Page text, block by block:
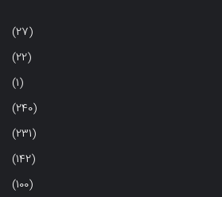
(27)
(22)
(1)
(240)
(231)
(142)
(100)